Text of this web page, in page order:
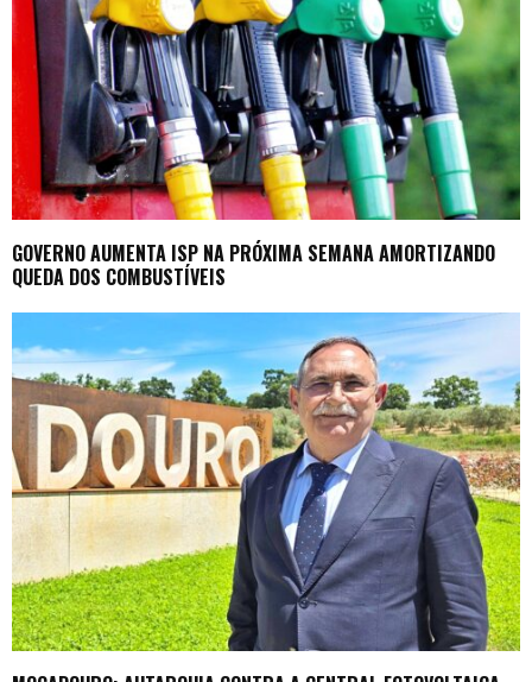
GOVERNO AUMENTA ISP NA PRÓXIMA SEMANA AMORTIZANDO
QUEDA DOS COMBUSTÍVEIS